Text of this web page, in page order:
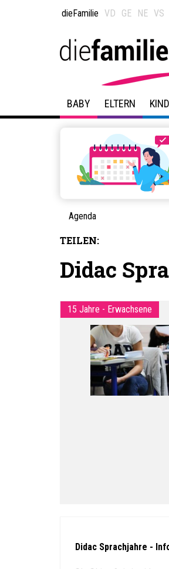
dieFamilie VD GE NE VS
BABY ELTERN
Agenda
TEILEN:
Didac
15 Jahre - Erwachsene
Didac Sprachjahre -